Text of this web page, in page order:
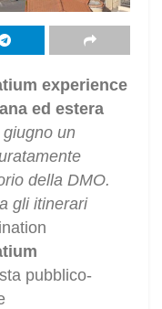
experience
ed estera
un
della DMO.
gli itinerari
pubblico-